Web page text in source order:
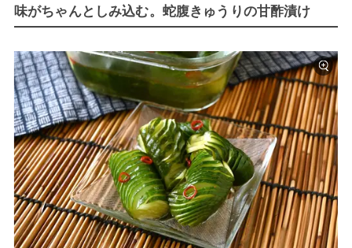
味がちゃんとしみ込む。蛇腹きゅうりの甘酢漬け